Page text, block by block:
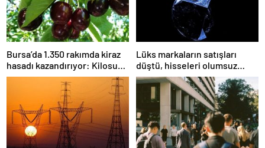
Bursa’da 1.350 rakımda kiraz
hasadı kazandırıyor: Kilosu
80 lira
Lüks markaların satışları
düştü, hisseleri olumsuz
etkilendi